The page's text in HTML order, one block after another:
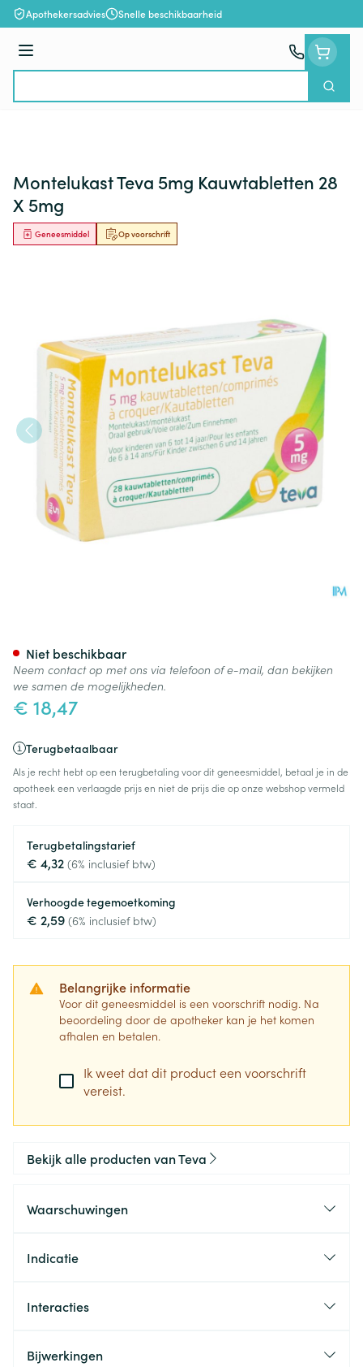
Ga naar de inhoud
Apothekersadvies Snelle beschikbaarheid
Menu
Zoek
Montelukast Teva 5mg Kauwtabletten 28
X 5mg
Op voorschrift
Geneesmiddel
€ 18,47
Terugbetaalbaar
Als je recht hebt op een terugbetaling voor dit geneesmiddel, betaal je in de
apotheek een verlaagde prijs en niet de prijs die op onze webshop vermeld
staat.
Terugbetalingstarief
€ 4,32 (6% inclusief btw)
Verhoogde tegemoetkoming
€ 2,59 (6% inclusief btw)
Belangrijke informatie
Voor dit geneesmiddel is een voorschrift nodig. Na
beoordeling door de apotheker kan je het komen
afhalen en betalen.
Ik weet dat dit product een voorschrift
vereist.
Niet beschikbaar
Neem contact op met ons via telefoon of e-mail, dan bekijken
we samen de mogelijkheden.
Bekijk alle producten van Teva
Waarschuwingen
Indicatie
Interacties
Bijwerkingen